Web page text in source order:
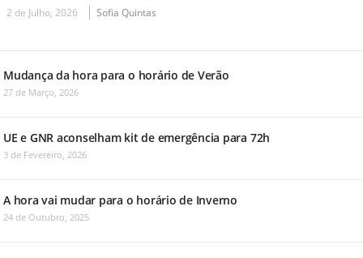
2 de Julho, 2026 Sofia Quintas
Mudança da hora para o horário de Verão
27 de Março, 2026
UE e GNR aconselham kit de emergência para 72h
3 de Fevereiro, 2026
A hora vai mudar para o horário de Inverno
24 de Outubro, 2025